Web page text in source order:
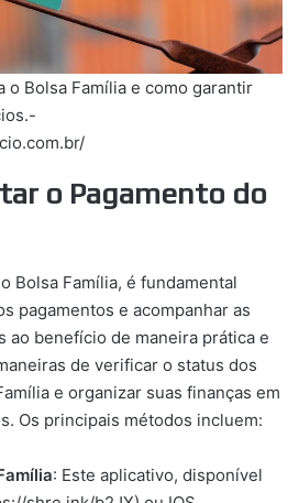
o Bolsa Família e como garantir
o Pagamento do
Bolsa Família, é fundamental
pagamentos e acompanhar as
ao benefício de maneira prática e
de verificar o status dos
e organizar suas finanças em
Os principais métodos incluem:
: Este aplicativo, disponível